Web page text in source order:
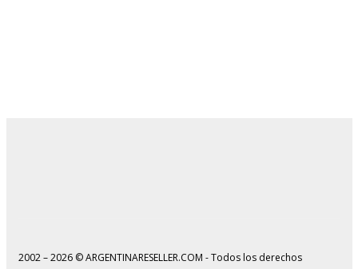
2002 – 2026 © ARGENTINARESELLER.COM - Todos los derechos